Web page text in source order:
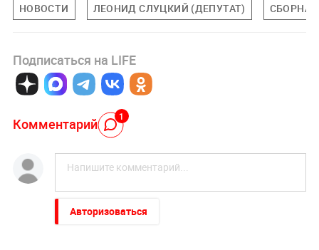
НОВОСТИ ЛЕОНИД СЛУЦКИЙ (ДЕПУТАТ)
Подписаться на LIFE
Комментарий 1
Авторизоваться